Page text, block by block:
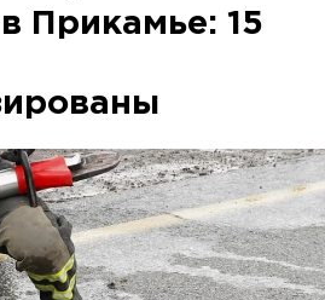
Прикамье: 15